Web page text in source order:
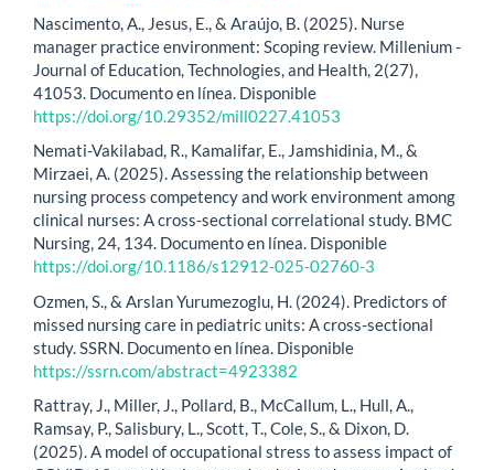
Nascimento, A., Jesus, E., & Araújo, B. (2025). Nurse
manager practice environment: Scoping review. Millenium -
Journal of Education, Technologies, and Health, 2(27),
41053. Documento en línea. Disponible
https://doi.org/10.29352/mill0227.41053
Nemati-Vakilabad, R., Kamalifar, E., Jamshidinia, M., &
Mirzaei, A. (2025). Assessing the relationship between
nursing process competency and work environment among
clinical nurses: A cross-sectional correlational study. BMC
Nursing, 24, 134. Documento en línea. Disponible
https://doi.org/10.1186/s12912-025-02760-3
Ozmen, S., & Arslan Yurumezoglu, H. (2024). Predictors of
missed nursing care in pediatric units: A cross-sectional
study. SSRN. Documento en línea. Disponible
https://ssrn.com/abstract=4923382
Rattray, J., Miller, J., Pollard, B., McCallum, L., Hull, A.,
Ramsay, P., Salisbury, L., Scott, T., Cole, S., & Dixon, D.
(2025). A model of occupational stress to assess impact of